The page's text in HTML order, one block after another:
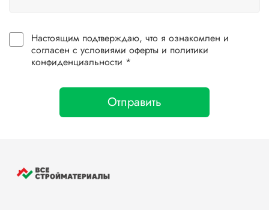
Настоящим подтверждаю, что я ознакомлен и
согласен с условиями оферты и политики
конфиденциальности *
Отправить